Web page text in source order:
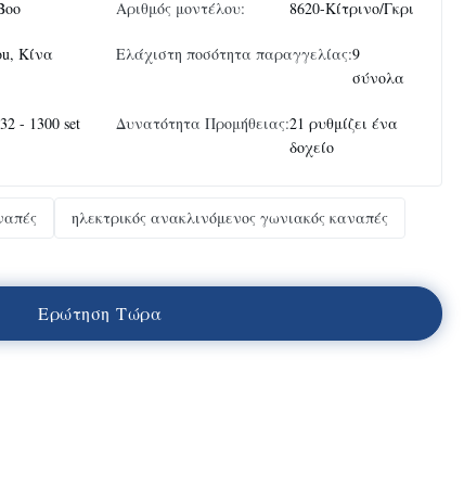
Αριθμός μοντέλου: 8620-Κίτρινο/Γκρι
Κίνα Ελάχιστη ποσότητα παραγγελίας:9
σύνολα
- 1300 set Δυνατότητα Προμήθειας:21 ρυθμίζει ένα
δοχείο
ηλεκτρικός ανακλινόμενος γωνιακός καναπές
Ερώτηση Τώρα